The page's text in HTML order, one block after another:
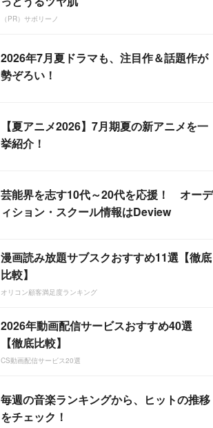
（PR）サボリーノ
2026年7月夏ドラマも、注目作＆話題作が
勢ぞろい！
【夏アニメ2026】7月期夏の新アニメを一
挙紹介！
芸能界を志す10代～20代を応援！ オーデ
ィション・スクール情報はDeview
漫画読み放題サブスクおすすめ11選【徹底
比較】
オリコン顧客満足度ランキング
2026年動画配信サービスおすすめ40選
【徹底比較】
CS動画配信サービス20選
毎週の音楽ランキングから、ヒットの推移
をチェック！